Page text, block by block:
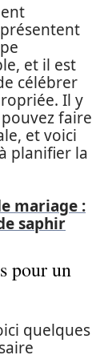
et il est
célébrer
Il y
faire
et voici
planifier la
mariage :
saphir
pour un
quelques